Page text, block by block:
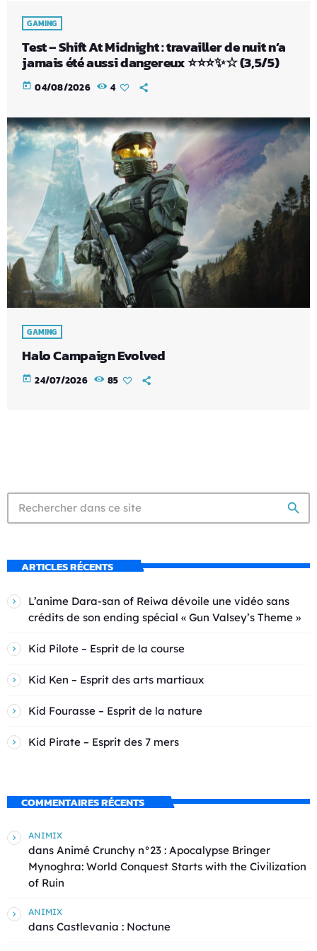
GAMING
Test – Shift At Midnight : travailler de nuit n’a
jamais été aussi dangereux ⭐⭐⭐✨☆ (3,5/5)
today 04/08/2026 4
GAMING
Halo Campaign Evolved
today 24/07/2026 85
search
ARTICLES RÉCENTS
L’anime Dara-san of Reiwa dévoile une vidéo sans
crédits de son ending spécial « Gun Valsey’s Theme »
Kid Pilote – Esprit de la course
Kid Ken – Esprit des arts martiaux
Kid Fourasse – Esprit de la nature
Kid Pirate – Esprit des 7 mers
COMMENTAIRES RÉCENTS
ANIMIX
dans Animé Crunchy n°23 : Apocalypse Bringer
Mynoghra: World Conquest Starts with the Civilization
of Ruin
ANIMIX
dans Castlevania : Noctune